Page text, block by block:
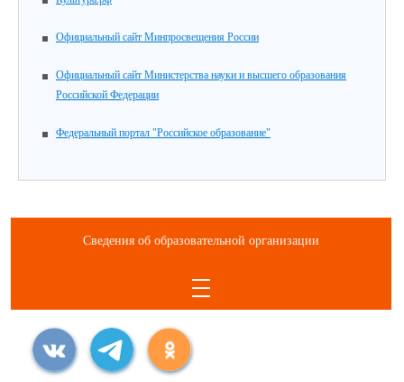
Официальный сайт Минпросвещения России
Официальный сайт Министерства науки и высшего образования
Российской Федерации
Федеральный портал "Российское образование"
Сведения об образовательной организации